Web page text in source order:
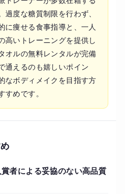
過度な糖質制限を行わず、
に痩せる食事指導と、一人
高いトレーニングを提供し
オルの無料レンタルが完備
通えるのも嬉しいポイン
なボディメイクを目指す方
すめです。
者による妥協のない高品質